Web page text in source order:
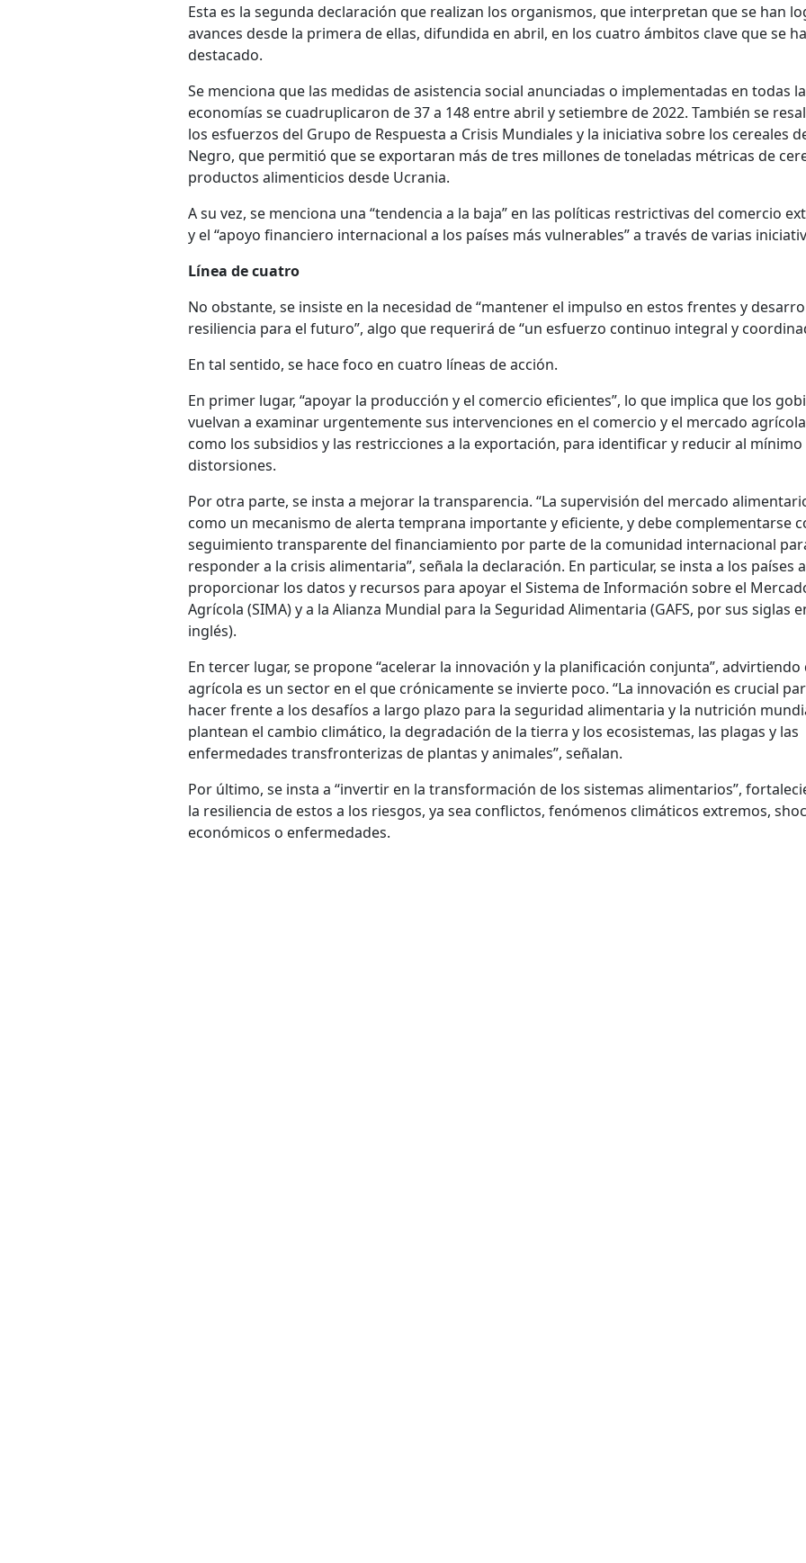
Esta es la segunda declaración que realizan los organismos, que interpretan que se han
avances desde la primera de ellas, difundida en abril, en los cuatro ámbitos clave que se
destacado.
Se menciona que las medidas de asistencia social anunciadas o implementadas en todas
economías se cuadruplicaron de 37 a 148 entre abril y setiembre de 2022. También se
los esfuerzos del Grupo de Respuesta a Crisis Mundiales y la iniciativa sobre los cereales
Negro, que permitió que se exportaran más de tres millones de toneladas métricas de
productos alimenticios desde Ucrania.
A su vez, se menciona una “tendencia a la baja” en las políticas restrictivas del comercio
y el “apoyo financiero internacional a los países más vulnerables” a través de varias
Línea de cuatro
No obstante, se insiste en la necesidad de “mantener el impulso en estos frentes y
resiliencia para el futuro”, algo que requerirá de “un esfuerzo continuo integral y
En tal sentido, se hace foco en cuatro líneas de acción.
En primer lugar, “apoyar la producción y el comercio eficientes”, lo que implica que los
vuelvan a examinar urgentemente sus intervenciones en el comercio y el mercado
como los subsidios y las restricciones a la exportación, para identificar y reducir al mínimo
distorsiones.
Por otra parte, se insta a mejorar la transparencia. “La supervisión del mercado
como un mecanismo de alerta temprana importante y eficiente, y debe complementarse
seguimiento transparente del financiamiento por parte de la comunidad internacional
responder a la crisis alimentaria”, señala la declaración. En particular, se insta a los países a
proporcionar los datos y recursos para apoyar el Sistema de Información sobre el
Agrícola (SIMA) y a la Alianza Mundial para la Seguridad Alimentaria (GAFS, por sus siglas
inglés).
En tercer lugar, se propone “acelerar la innovación y la planificación conjunta”, advirtiendo
agrícola es un sector en el que crónicamente se invierte poco. “La innovación es crucial
hacer frente a los desafíos a largo plazo para la seguridad alimentaria y la nutrición
plantean el cambio climático, la degradación de la tierra y los ecosistemas, las plagas y las
enfermedades transfronterizas de plantas y animales”, señalan.
Por último, se insta a “invertir en la transformación de los sistemas alimentarios”,
la resiliencia de estos a los riesgos, ya sea conflictos, fenómenos climáticos extremos,
económicos o enfermedades.